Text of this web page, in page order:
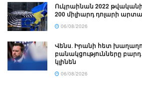
Ուկրաինան 2022
200 միլիարդ դոլարի
06/08/2026
Վենս․ Իրանի հետ
բանակցությունները
կլինեն
06/08/2026